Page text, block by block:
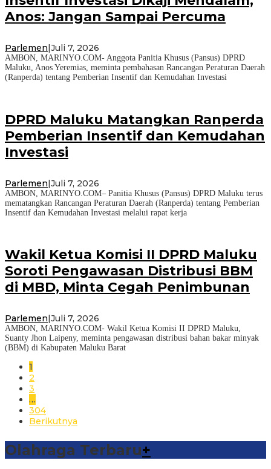
Anos: Jangan Sampai Percuma
Parlemen Juli 7, 2026
AMBON, MARINYO.COM- Anggota Panitia Khusus (Pansus) DPRD
Maluku, Anos Yeremias, meminta pembahasan Rancangan Peraturan Daerah
(Ranperda) tentang Pemberian Insentif dan Kemudahan Investasi
DPRD Maluku Matangkan Ranperda
Pemberian Insentif dan Kemudahan
Investasi
Parlemen|Juli 7, 2026
AMBON, MARINYO.COM– Panitia Khusus (Pansus) DPRD Maluku terus
mematangkan Rancangan Peraturan Daerah (Ranperda) tentang Pemberian
Insentif dan Kemudahan Investasi melalui rapat kerja
Wakil Ketua Komisi II DPRD Maluku
Soroti Pengawasan Distribusi BBM
di MBD, Minta Cegah Penimbunan
Parlemen Juli 7, 2026
AMBON, MARINYO.COM- Wakil Ketua Komisi II DPRD Maluku,
Suanty Jhon Laipeny, meminta pengawasan distribusi bahan bakar minyak
(BBM) di Kabupaten Maluku Barat
1
2
3
…
304
Berikutnya
Olahraga Terbaru+